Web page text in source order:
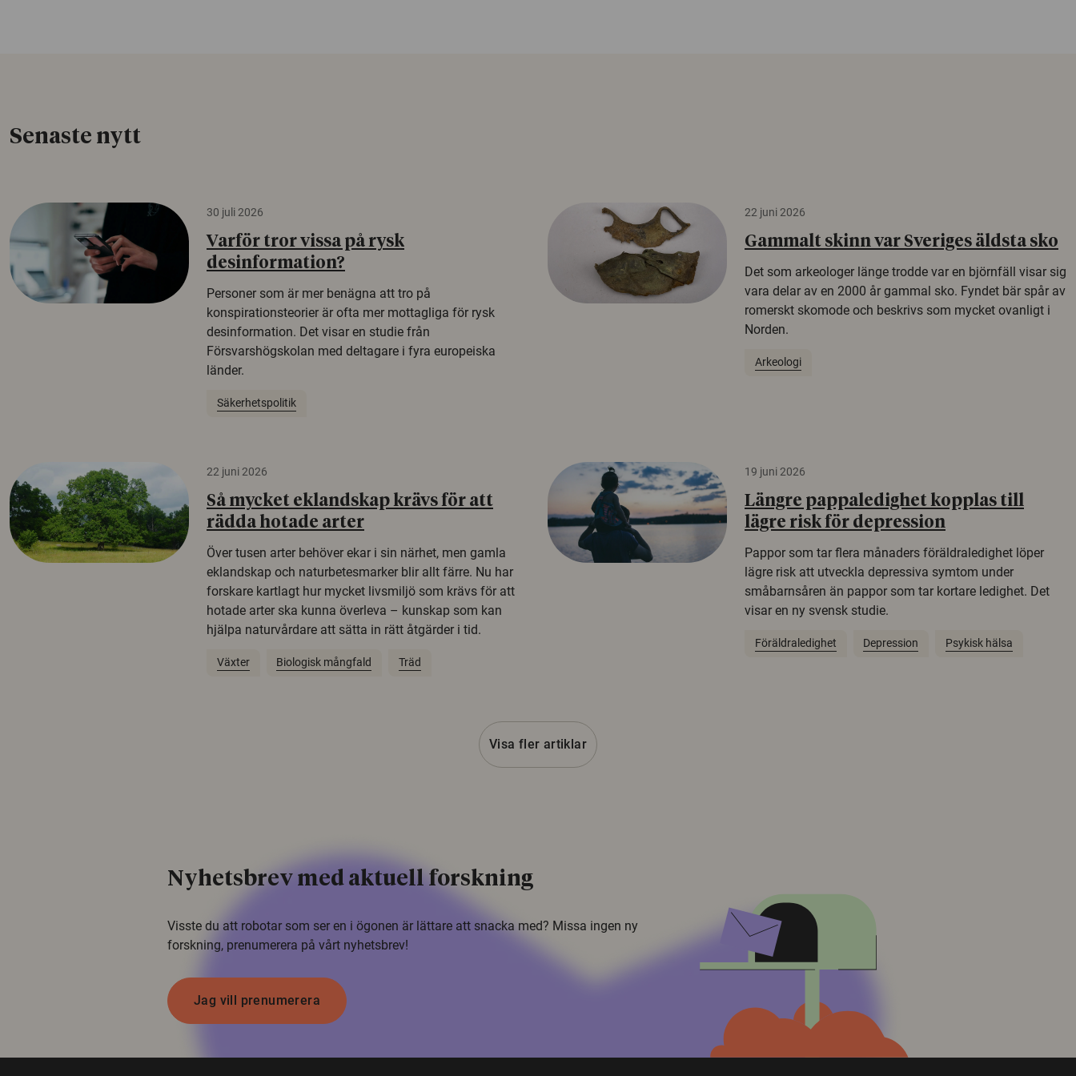
Senaste nytt
30 juli 2026
Varför tror vissa på rysk
desinformation?
Personer som är mer benägna att tro på
konspirationsteorier är ofta mer mottagliga för rysk
desinformation. Det visar en studie från
Försvarshögskolan med deltagare i fyra europeiska
länder.
Säkerhetspolitik
22 juni 2026
Gammalt skinn var Sveriges äldsta sko
Det som arkeologer länge trodde var en björnfäll visar sig
vara delar av en 2000 år gammal sko. Fyndet bär spår av
romerskt skomode och beskrivs som mycket ovanligt i
Norden.
Arkeologi
22 juni 2026
Så mycket eklandskap krävs för att
rädda hotade arter
Över tusen arter behöver ekar i sin närhet, men gamla
eklandskap och naturbetesmarker blir allt färre. Nu har
forskare kartlagt hur mycket livsmiljö som krävs för att
hotade arter ska kunna överleva – kunskap som kan
hjälpa naturvårdare att sätta in rätt åtgärder i tid.
Växter Biologisk mångfald Träd
19 juni 2026
Längre pappaledighet kopplas till
lägre risk för depression
Pappor som tar flera månaders föräldraledighet löper
lägre risk att utveckla depressiva symtom under
småbarnsåren än pappor som tar kortare ledighet. Det
visar en ny svensk studie.
Föräldraledighet Depression Psykisk hälsa
Visa fler artiklar
Nyhetsbrev med aktuell forskning
Visste du att robotar som ser en i ögonen är lättare att snacka med? Missa ingen ny
forskning, prenumerera på vårt nyhetsbrev!
Jag vill prenumerera